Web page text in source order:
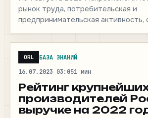
активности Москвы
рынок труда, потребительская и
предпринимательская активность,
предприятий торговли и услуг. 55
ORL
БАЗА ЗНАНИЙ
16.07.2023 03:051 мин
Рейтинг крупнейших
производителей
выручке на 2022